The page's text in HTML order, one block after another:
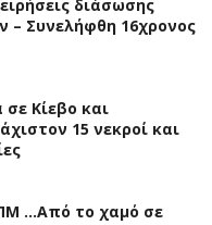
διάσωσης
– Συνελήφθη 16χρονος
Κίεβο και
15 νεκροί και
…Από το χαμό σε